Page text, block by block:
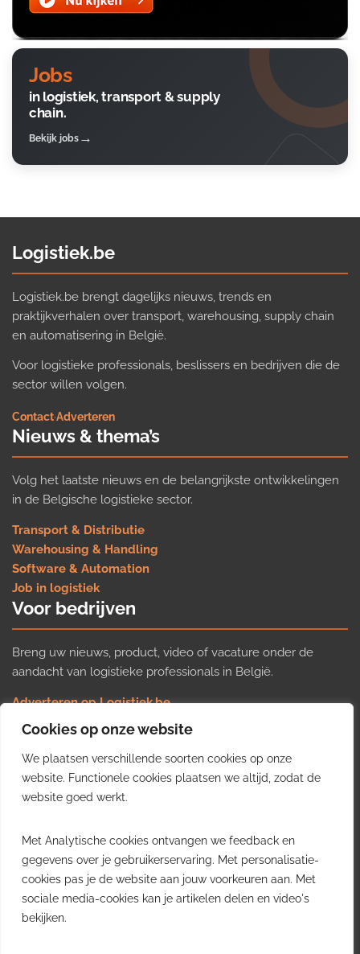
Cookies op onze website
We plaatsen verschillende soorten cookies op onze
website. Functionele cookies plaatsen we altijd, zodat de
website goed werkt.
Met Analytische cookies ontvangen we feedback en
gegevens over je gebruikerservaring. Met personalisatie-
cookies pas je de website aan jouw voorkeuren aan. Met
sociale media-cookies kan je artikelen delen en video's
bekijken.
Jobs
in logistiek, transport & supply
chain.
Bekijk jobs
Logistiek.be
Logistiek.be brengt dagelijks nieuws, trends en
praktijkverhalen over transport, warehousing, supply chain
en automatisering in België.
Voor logistieke professionals, beslissers en bedrijven die de
sector willen volgen.
Contact·Adverteren
Nieuws & thema’s
Volg het laatste nieuws en de belangrijkste ontwikkelingen
in de Belgische logistieke sector.
Transport & Distributie
Warehousing & Handling
Software & Automation
Job in logistiek
Voor bedrijven
Breng uw nieuws, product, video of vacature onder de
aandacht van logistieke professionals in België.
Adverteren op Logistiek.be
Nieuws insturen
Uw video op Logistiek.TV
Job plaatsen
Gratis wekelijkse update
inzichten uit de Belgische logistieke sector in uw inbox.
Ontvang je gratis
wekelijkse update